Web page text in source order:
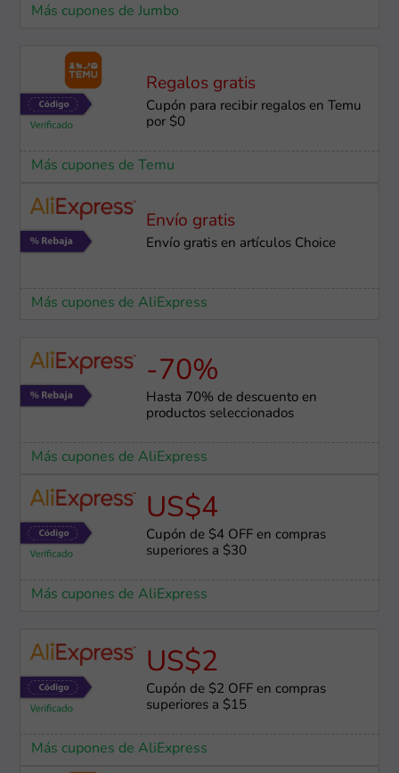
Más cupones de Jumbo
Regalos gratis
Cupón para recibir regalos en Temu
por $0
Más cupones de Temu
Envío gratis
Envío gratis en artículos Choice
Más cupones de AliExpress
-70%
Hasta 70% de descuento en
productos seleccionados
Más cupones de AliExpress
US$4
Cupón de $4 OFF en compras
superiores a $30
Más cupones de AliExpress
US$2
Cupón de $2 OFF en compras
superiores a $15
Más cupones de AliExpress